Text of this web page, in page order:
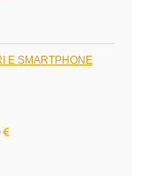
E SMARTPHONE